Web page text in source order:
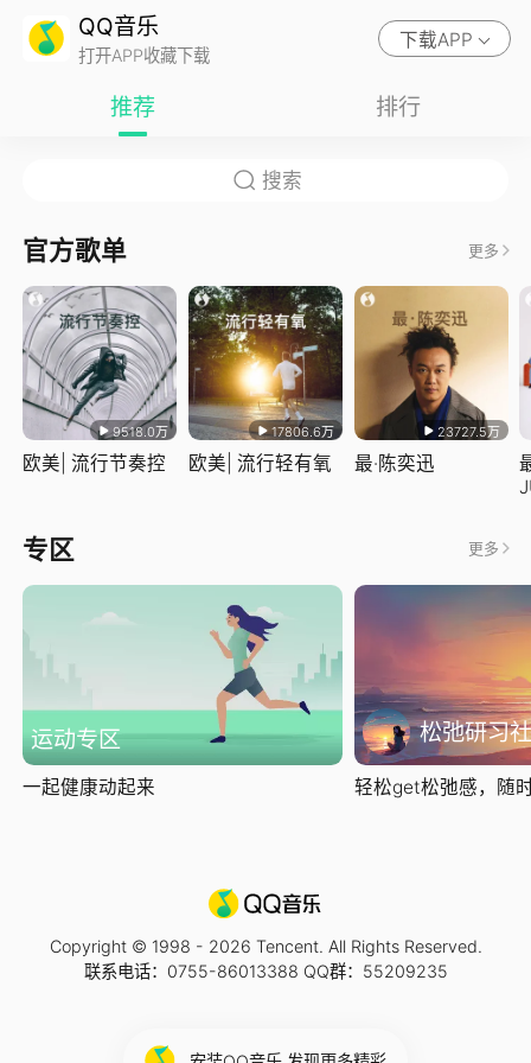
QQ音乐
打开APP收藏下载
下载APP
推荐 排行
官方歌单 更多
9518.0万
欧美| 流行节奏控
17806.6万
欧美| 流行轻有氧
23727.5万
最·陈奕迅
专区 更多
运动专区
一起健康动起来
松弛研习社
轻松get松弛感，随
Copyright © 1998 - 2026 Tencent. All Rights Reserved.
联系电话：0755-86013388 QQ群：55209235